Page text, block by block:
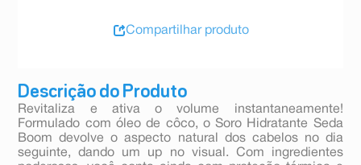
Descrição do Produto
Revitaliza e ativa o volume instantaneamente!
Formulado com óleo de côco, o Soro Hidratante Seda
Boom devolve o aspecto natural dos cabelos no dia
seguinte, dando um up no visual. Com ingredientes
Compartilhar produto